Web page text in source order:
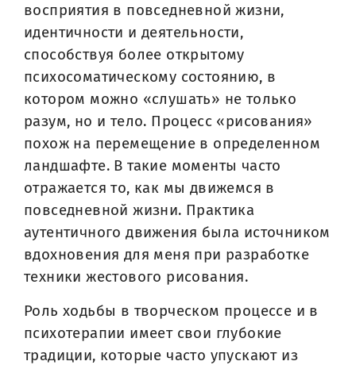
восприятия в повседневной жизни,
идентичности и деятельности,
способствуя более открытому
психосоматическому состоянию, в
котором можно «слушать» не только
разум, но и тело. Процесс «рисования»
похож на перемещение в определенном
ландшафте. В такие моменты часто
отражается то, как мы движемся в
повседневной жизни. Практика
аутентичного движения была источником
вдохновения для меня при разработке
техники жестового рисования.
Роль ходьбы в творческом процессе и в
психотерапии имеет свои глубокие
традиции, которые часто упускают из